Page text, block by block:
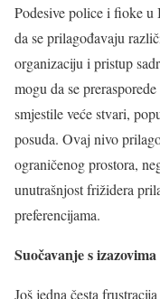
Podesive police i fioke
da se prilagođavaju
organizaciju i pristup
mogu da se
smjestile veće stvari,
posuda. Ovaj nivo
ograničenog prostora,
unutrašnjost frižidera
preferencijama.
Suočavanje s
Još jedna česta